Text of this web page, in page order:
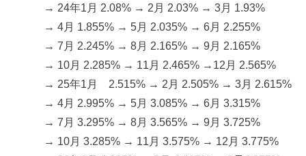
→ 24年1月 2.08% → 2月 2.03% → 3月 1.93%
→ 4月 1.855% → 5月 2.035% → 6月 2.255%
→ 7月 2.245% → 8月 2.165% → 9月 2.165%
→ 10月 2.285% → 11月 2.465% →12月 2.565%
→ 25年1月 2.515% → 2月 2.505% → 3月 2.615%
→ 4月 2.995% → 5月 3.085% → 6月 3.315%
→ 7月 3.295% → 8月 3.565% → 9月 3.725%
→ 10月 3.285% → 11月 3.575% → 12月 3.775%